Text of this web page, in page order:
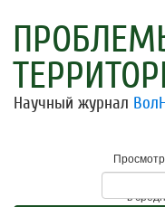
Научный журнал
* - в